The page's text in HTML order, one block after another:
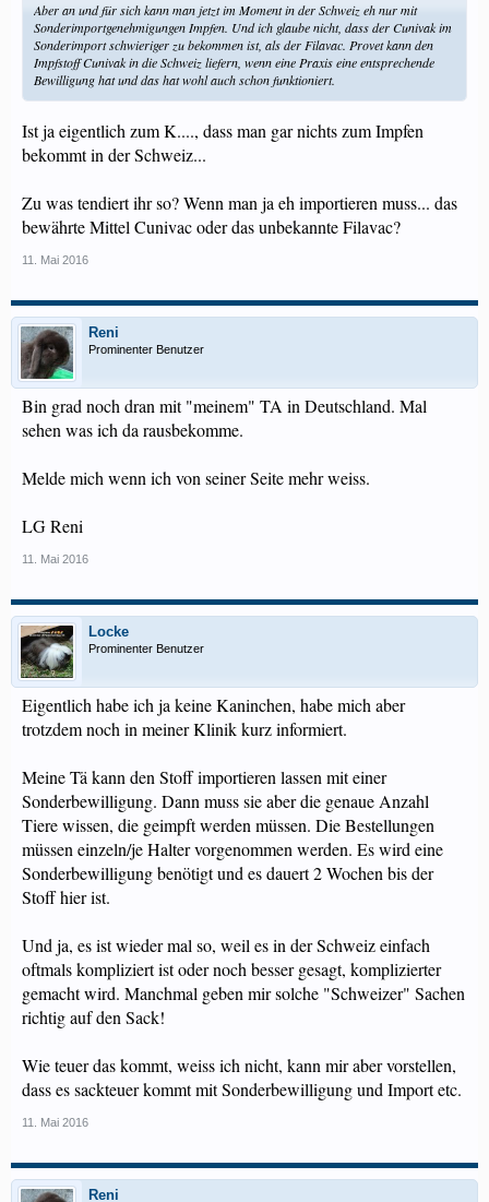
Aber an und für sich kann man jetzt im Moment in der Schweiz eh nur mit
Sonderimportgenehmigungen Impfen. Und ich glaube nicht, dass der Cunivak im
Sonderimport schwieriger zu bekommen ist, als der Filavac. Provet kann den
Impfstoff Cunivak in die Schweiz liefern, wenn eine Praxis eine entsprechende
Bewilligung hat und das hat wohl auch schon funktioniert.
Ist ja eigentlich zum K...., dass man gar nichts zum Impfen
bekommt in der Schweiz...
Zu was tendiert ihr so? Wenn man ja eh importieren muss... das
bewährte Mittel Cunivac oder das unbekannte Filavac?
11. Mai 2016
Reni
Prominenter Benutzer
Bin grad noch dran mit "meinem" TA in Deutschland. Mal
sehen was ich da rausbekomme.
Melde mich wenn ich von seiner Seite mehr weiss.
LG Reni
11. Mai 2016
Locke
Prominenter Benutzer
Eigentlich habe ich ja keine Kaninchen, habe mich aber
trotzdem noch in meiner Klinik kurz informiert.
Meine Tä kann den Stoff importieren lassen mit einer
Sonderbewilligung. Dann muss sie aber die genaue Anzahl
Tiere wissen, die geimpft werden müssen. Die Bestellungen
müssen einzeln/je Halter vorgenommen werden. Es wird eine
Sonderbewilligung benötigt und es dauert 2 Wochen bis der
Stoff hier ist.
Und ja, es ist wieder mal so, weil es in der Schweiz einfach
oftmals kompliziert ist oder noch besser gesagt, komplizierter
gemacht wird. Manchmal geben mir solche "Schweizer" Sachen
richtig auf den Sack!
Wie teuer das kommt, weiss ich nicht, kann mir aber vorstellen,
dass es sackteuer kommt mit Sonderbewilligung und Import etc.
11. Mai 2016
Reni